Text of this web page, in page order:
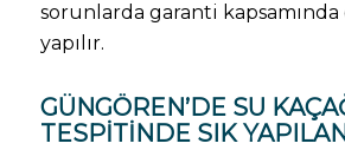
sorunlarda garanti
yapılır.
GÜNGÖREN’DE SU
TESPITINDE SIK